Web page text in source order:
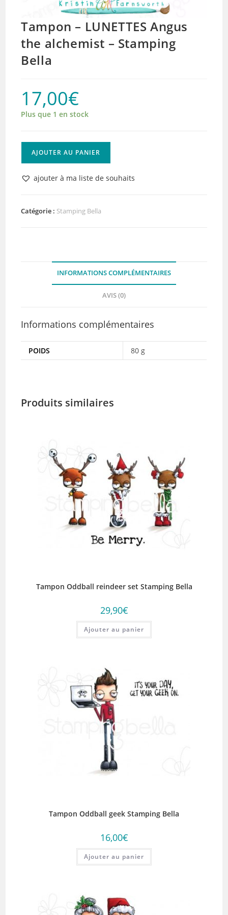
Tampon – LUNETTES Angus
the alchemist – Stamping
Bella
17,00€
Plus que 1 en stock
Tampon
Angus
Stamping
AJOUTER AU PANIER
ajouter à ma liste de souhaits
Catégorie : Stamping Bella
INFORMATIONS COMPLÉMENTAIRES
AVIS (0)
Informations complémentaires
POIDS 80 g
Produits similaires
Tampon Oddball reindeer set Stamping Bella
29,90€
Ajouter au panier
Tampon Oddball geek Stamping Bella
16,00€
Ajouter au panier